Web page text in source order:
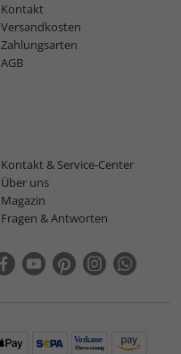
Kontakt
Versandkosten
Zahlungsarten
AGB
Kontakt & Service-Center
Über uns
Magazin
Fragen & Antworten